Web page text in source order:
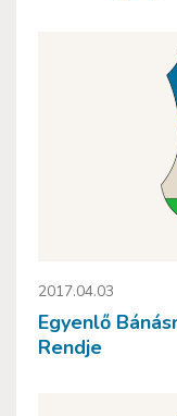
2017.04.03
Egyenlő
Rendje